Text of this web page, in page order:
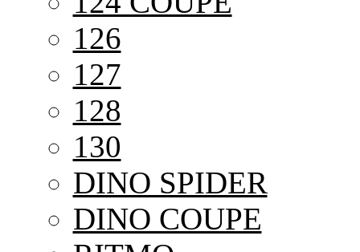
126
127
128
130
DINO SPIDER
DINO COUPE